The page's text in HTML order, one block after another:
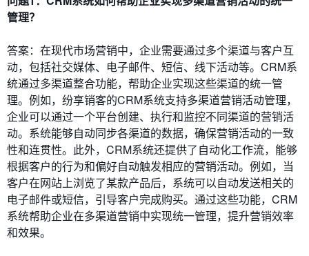
管理？
答案：在现代市场营销中，企业需要通过多个渠道与客户互
动，包括社交媒体、电子邮件、短信、线下活动等。CRM系
统通过多渠道整合功能，帮助企业实现这些渠道的统一管
理。例如，纷享销客的CRM系统支持多渠道营销活动管理，
企业可以通过一个平台创建、执行和监控不同渠道的营销活
动。系统能够自动同步各渠道的数据，确保营销活动的一致
性和连贯性。此外，CRM系统还提供了自动化工作流，能够
根据客户的行为和偏好自动触发相应的营销活动。例如，当
客户在网站上浏览了某款产品后，系统可以自动发送相关的
电子邮件或短信，引导客户完成购买。通过这些功能，CRM
系统帮助企业在多渠道营销中实现统一管理，提升营销效率
和效果。